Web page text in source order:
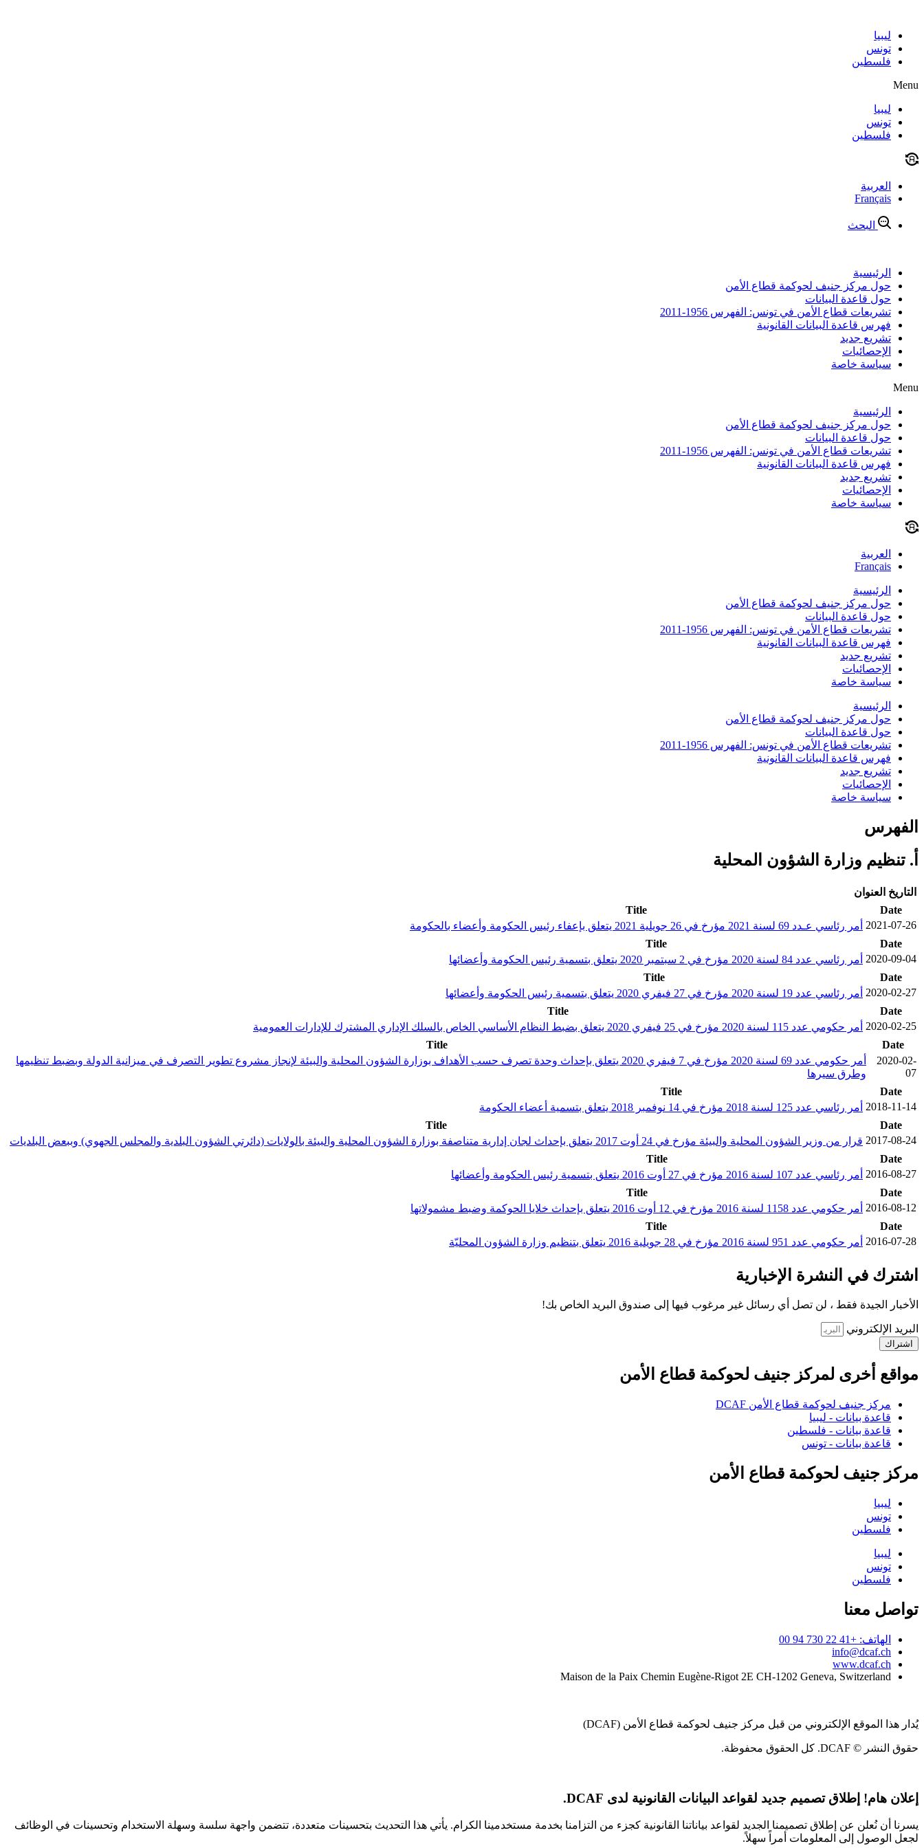
contentليبيا
تونس
فلسطين
Menu
ليبيا
تونس
فلسطين
العربية
Français
البحث
الرئيسية
حول مركز جنيف لحوكمة قطاع الأمن
حول قاعدة البيانات
تشريعات قطاع الأمن في تونس: الفهرس 1956-2011
فهرس قاعدة البيانات القانونية
تشريع جديد
الإحصائيات
سياسة خاصة
Menu
الرئيسية
حول مركز جنيف لحوكمة قطاع الأمن
حول قاعدة البيانات
تشريعات قطاع الأمن في تونس: الفهرس 1956-2011
فهرس قاعدة البيانات القانونية
تشريع جديد
الإحصائيات
سياسة خاصة
العربية
Français
الرئيسية
حول مركز جنيف لحوكمة قطاع الأمن
حول قاعدة البيانات
تشريعات قطاع الأمن في تونس: الفهرس 1956-2011
فهرس قاعدة البيانات القانونية
تشريع جديد
الإحصائيات
سياسة خاصة
الرئيسية
حول مركز جنيف لحوكمة قطاع الأمن
حول قاعدة البيانات
تشريعات قطاع الأمن في تونس: الفهرس 1956-2011
فهرس قاعدة البيانات القانونية
تشريع جديد
الإحصائيات
سياسة خاصة
الفهرس
أ. تنظيم وزارة الشؤون المحلية
التاريخ العنوان
Date
Title
2021-07-26 أمر رئاسي عـدد 69 لسنة 2021 مؤرخ في 26 جويلية 2021 يتعلق بإعفاء رئيس الحكومة وأعضاء بالحكومة
Date
Title
2020-09-04 أمر رئاسي عدد 84 لسنة 2020 مؤرخ في 2 سبتمبر 2020 يتعلق بتسمية رئيس الحكومة وأعضائها
Date
Title
2020-02-27 أمر رئاسي عدد 19 لسنة 2020 مؤرخ في 27 فيفري 2020 يتعلق بتسمية رئيس الحكومة وأعضائها
Date
Title
2020-02-25 أمر حكومي عدد 115 لسنة 2020 مؤرخ في 25 فيفري 2020 يتعلق بضبط النظام الأساسي الخاص بالسلك الإداري المشترك للإدارات العمومية
Date
Title
2020-02-
07
أمر حكومي عدد 69 لسنة 2020 مؤرخ في 7 فيفري 2020 يتعلق بإحداث وحدة تصرف حسب الأهداف بوزارة الشؤون المحلية والبيئة لإنجاز مشروع تطوير التصرف في ميزانية الدولة وبضبط تنظيمها
وطرق سيرها
Date
Title
2018-11-14 أمر رئاسي عدد 125 لسنة 2018 مؤرخ في 14 نوفمبر 2018 يتعلق بتسمية أعضاء الحكومة
Date
Title
2017-08-24 قرار من وزير الشؤون المحلية والبيئة مؤرخ في 24 أوت 2017 يتعلق بإحداث لجان إدارية متناصفة بوزارة الشؤون المحلية والبيئة بالولايات (دائرتي الشؤون البلدية والمجلس الجهوي) وببعض البلديات
Date
Title
2016-08-27 أمر رئاسي عدد 107 لسنة 2016 مؤرخ في 27 أوت 2016 يتعلق بتسمية رئيس الحكومة وأعضائها
Date
Title
2016-08-12 أمر حكومي عدد 1158 لسنة 2016 مؤرخ في 12 أوت 2016 يتعلق بإحداث خلايا الحوكمة وضبط مشمولاتها
Date
Title
2016-07-28 أمر حكومي عدد 951 لسنة 2016 مؤرخ في 28 جويلية 2016 يتعلق بتنظيم وزارة الشؤون المحليّة
اشترك في النشرة الإخبارية
الأخبار الجيدة فقط ، لن تصل أي رسائل غير مرغوب فيها إلى صندوق البريد الخاص بك!
البريد الإلكتروني
اشتراك
مواقع أخرى لمركز جنيف لحوكمة قطاع الأمن
مركز جنيف لحوكمة قطاع الأمن DCAF
قاعدة بيانات - ليبيا
قاعدة بيانات - فلسطين
قاعدة بيانات - تونس
مركز جنيف لحوكمة قطاع الأمن
ليبيا
تونس
فلسطين
ليبيا
تونس
فلسطين
تواصل معنا
الهاتف: +41 22 730 94 00
info@dcaf.ch
www.dcaf.ch
Maison de la Paix Chemin Eugène-Rigot 2E CH-1202 Geneva, Switzerland
يُدار هذا الموقع الإلكتروني من قبل مركز جنيف لحوكمة قطاع الأمن (DCAF)
حقوق النشر © DCAF. كل الحقوق محفوظة.
إعلان هام! إطلاق تصميم جديد لقواعد البيانات القانونية لدى DCAF.
يسرنا أن نُعلن عن إطلاق تصميمنا الجديد لقواعد بياناتنا القانونية كجزء من التزامنا بخدمة مستخدمينا الكرام. يأتي هذا التحديث بتحسينات متعددة، تتضمن واجهة سلسة وسهلة الاستخدام وتحسينات في الوظائف
لجعل الوصول إلى المعلومات أمراً سهلاً.